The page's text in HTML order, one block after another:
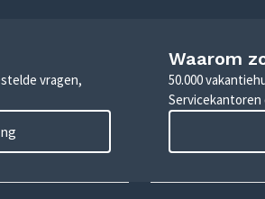
vragen,
Waarom
50.000
Servicekantoren